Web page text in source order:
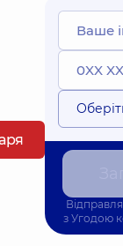
з Угодою